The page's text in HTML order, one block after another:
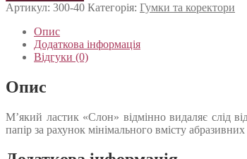
Артикул: 300-40 Категорія: Гумки та коректори
Опис
Додаткова інформація
Відгуки (0)
Опис
М’який ластик «Слон» відмінно видаляє слід
папір за рахунок мінімального вмісту